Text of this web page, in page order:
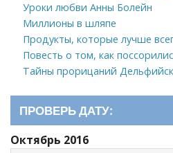
Уроки любви Анны Болейн
Миллионы в шляпе
Продукты, которые лучше
Повесть о том, как
Тайны прорицаний
ПРОВЕРЬ ДАТУ:
Октябрь 2016